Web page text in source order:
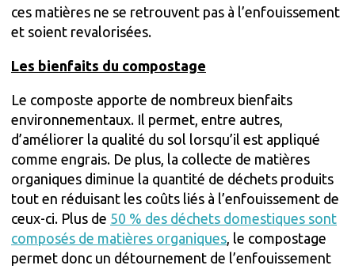
ces matières ne se retrouvent pas à l’enfouissement
et soient revalorisées.
Les bienfaits du compostage
Le composte apporte de nombreux bienfaits
environnementaux. Il permet, entre autres,
d’améliorer la qualité du sol lorsqu’il est appliqué
comme engrais. De plus, la collecte de matières
organiques diminue la quantité de déchets produits
tout en réduisant les coûts liés à l’enfouissement de
ceux-ci. Plus de 50 % des déchets domestiques sont
composés de matières organiques, le compostage
permet donc un détournement de l’enfouissement